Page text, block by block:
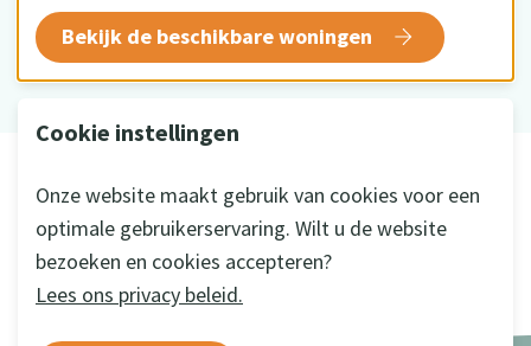
Bekijk de beschikbare woningen
Cookie instellingen
Onze website maakt gebruik van cookies voor een
optimale gebruikerservaring. Wilt u de website
bezoeken en cookies accepteren?
Lees ons privacy beleid.
HKZ gecertificeerd
Disclaimer
Privacy
Cookie instellingen
Ontwikkeld doora&m impact